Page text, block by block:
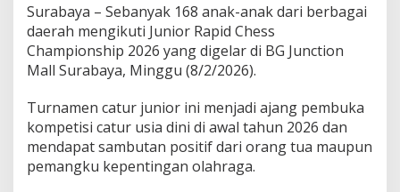
k
T
a
p
l
d
i
u
Surabaya – Sebanyak 168 anak-anak dari berbagai
daerah mengikuti Junior Rapid Chess
Championship 2026 yang digelar di BG Junction
Mall Surabaya, Minggu (8/2/2026).
Turnamen catur junior ini menjadi ajang pembuka
kompetisi catur usia dini di awal tahun 2026 dan
mendapat sambutan positif dari orang tua maupun
pemangku kepentingan olahraga.